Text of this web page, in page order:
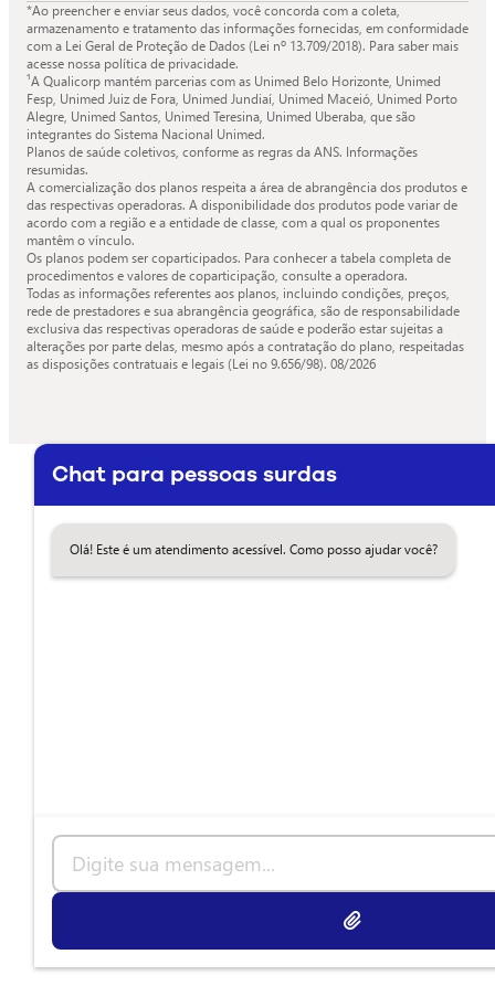
*Ao preencher e enviar seus dados, você concorda com a coleta,
armazenamento e tratamento das informações fornecidas, em conformidade
com a Lei Geral de Proteção de Dados (Lei nº 13.709/2018). Para saber mais
acesse nossa política de privacidade.
¹A Qualicorp mantém parcerias com as Unimed Belo Horizonte, Unimed
Fesp, Unimed Juiz de Fora, Unimed Jundiaí, Unimed Maceió, Unimed Porto
Alegre, Unimed Santos, Unimed Teresina, Unimed Uberaba, que são
integrantes do Sistema Nacional Unimed.
Planos de saúde coletivos, conforme as regras da ANS. Informações
resumidas.
A comercialização dos planos respeita a área de abrangência dos produtos e
das respectivas operadoras. A disponibilidade dos produtos pode variar de
acordo com a região e a entidade de classe, com a qual os proponentes
mantêm o vínculo.
Os planos podem ser coparticipados. Para conhecer a tabela completa de
procedimentos e valores de coparticipação, consulte a operadora.
Todas as informações referentes aos planos, incluindo condições, preços,
rede de prestadores e sua abrangência geográfica, são de responsabilidade
exclusiva das respectivas operadoras de saúde e poderão estar sujeitas a
alterações por parte delas, mesmo após a contratação do plano, respeitadas
as disposições contratuais e legais (Lei no 9.656/98). 08/2026
Chat para pessoas surdas
Olá! Este é um atendimento acessível. Como posso ajudar você?